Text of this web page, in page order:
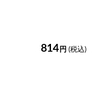
814 円 (税込)